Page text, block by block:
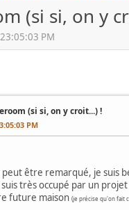
(si si, on y
PM
(si si, on y croit...) !
PM
être remarqué, je suis
très occupé par un
future maison(je précise qu'on fait